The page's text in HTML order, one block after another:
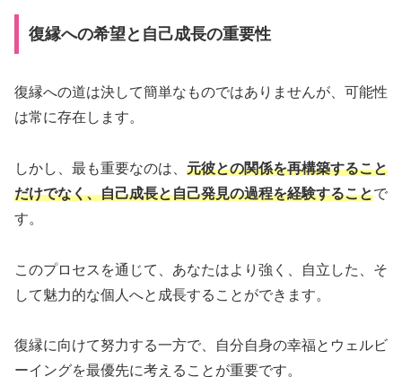
復縁への希望と自己成長の重要性
復縁への道は決して簡単なものではありませんが、可能性
は常に存在します。
しかし、最も重要なのは、 元彼との関係を再構築すること
だけでなく、自己成長と自己発見の過程を経験することで
す。
このプロセスを通じて、あなたはより強く、自立した、そ
して魅力的な個人へと成長することができます。
復縁に向けて努力する一方で、自分自身の幸福とウェルビ
ーイングを最優先に考えることが重要です。